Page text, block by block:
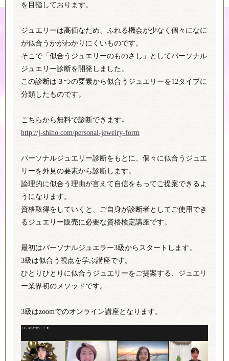
を目指しております。
ジュエリーは高価なため、ふれる機会が少なく個々になに
が似合うかがわかりにくいものです。
そこで「似合うジュエリーのものさし」としてパーソナル
ジュエリー診断を開発しました。
この診断は３つの要素から似合うジュエリーを12タイプに
分類したものです。
こちらから無料で診断できます↓
http://j-shiho.com/personal-jewelry-form
パーソナルジュエリー診断をもとに、個々に似合うジュエ
リーを外見の要素から診断します。
論理的に似合う理由が言えて自信をもってご提案できるよ
うになります。
資格取得をしていくと、ご自身が診断者としてご使用でき
るジュエリー販売に必要な資格検定講座です。
最初はパーソナルジュエラー3級からスタートします。
3級は似合う視点を学ぶ講座です。
ひとりひとりに似合うジュエリーをご提案する、ジュエリ
ー業界初のメソッドです。
3級はzoomでのオンライン講座となります。